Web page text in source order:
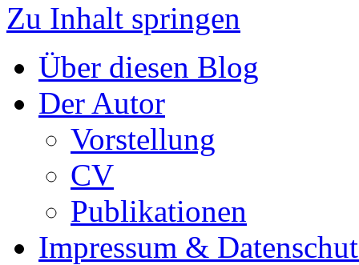
Zu Inhalt springen
Über diesen Blog
Der Autor
Vorstellung
CV
Publikationen
Impressum &